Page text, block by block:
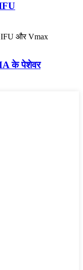
के पेशेवर